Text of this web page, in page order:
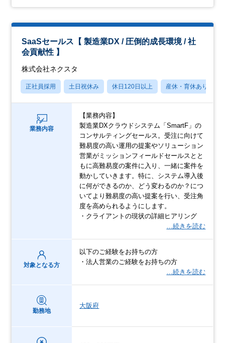
SaaSセールス【 製造業DX / 圧倒的成長環境 / 社
会貢献性 】
株式会社ネクスタ
正社員採用 土日祝休み 休日120日以上 産休・育休あり
業務内容
【業務内容】
製造業DXクラウドシステム「SmartF」の
コンサルティングセールス。受注に向けて
難易度の高い運用の提案やソリューション
営業がミッションフィールドセールスとと
もに高難易度の案件に入り、一緒に案件を
動かしていきます。特に、システム導入後
に何ができるのか、どう変わるのか？につ
いてより難易度の高い提案を行い、受注角
度を高められるようにします。
・クライアントの現状の詳細ヒアリング
…続きを読む
対象となる方
以下のご経験をお持ちの方
・法人営業のご経験をお持ちの方
…続きを読む
勤務地
大阪府